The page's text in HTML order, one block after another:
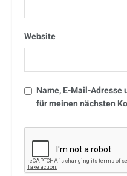
Website
Name, E-Mail-Adresse
für meinen nächsten